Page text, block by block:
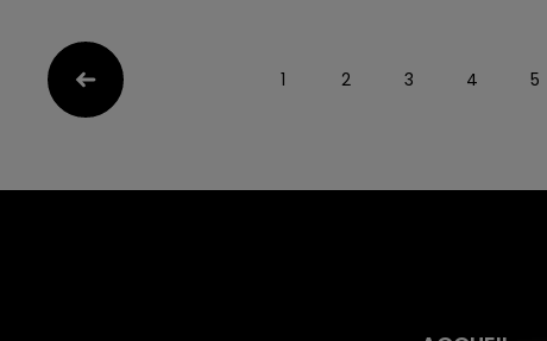
1 2 3 4 5